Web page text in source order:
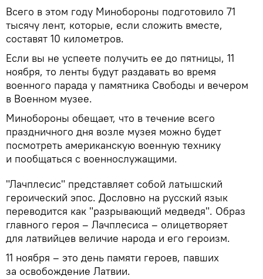
Всего в этом году Минобороны подготовило 71
тысячу лент, которые, если сложить вместе,
составят 10 километров.
Если вы не успеете получить ее до пятницы, 11
ноября, то ленты будут раздавать во время
военного парада у памятника Свободы и вечером
в Военном музее.
Минобороны обещает, что в течение всего
праздничного дня возле музея можно будет
посмотреть американскую военную технику
и пообщаться с военнослужащими.
"Лачплесис" представляет собой латышский
героический эпос. Дословно на русский язык
переводится как "разрывающий медведя". Образ
главного героя – Лачплесиса – олицетворяет
для латвийцев величие народа и его героизм.
11 ноября – это день памяти героев, павших
за освобождение Латвии.